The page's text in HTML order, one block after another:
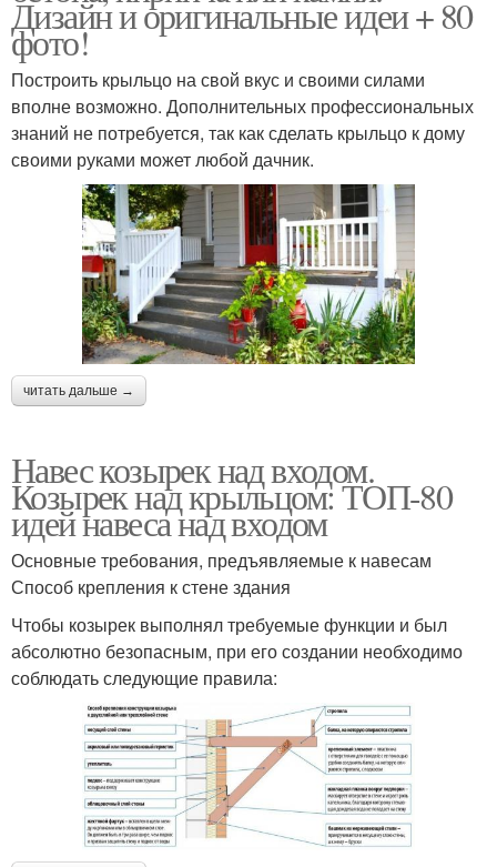
Дизайн и оригинальные идеи + 80
фото!
Построить крыльцо на свой вкус и своими силами
вполне возможно. Дополнительных профессиональных
знаний не потребуется, так как сделать крыльцо к дому
своими руками может любой дачник.
читать дальше →
Навес козырек над входом.
Козырек над крыльцом: ТОП-80
идей навеса над входом
Основные требования, предъявляемые к навесам
Способ крепления к стене здания
Чтобы козырек выполнял требуемые функции и был
абсолютно безопасным, при его создании необходимо
соблюдать следующие правила: